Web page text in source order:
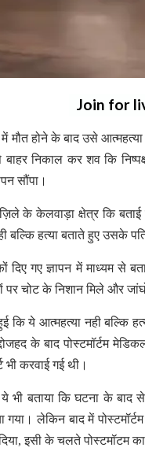
Join for
मौत होने के बाद उसे
निकाल कर शव कि
सौंपा।
के केलवाड़ा क्षेत्र कि बताई
बल्कि हत्या बताते हुए उसके
दिए गए ज्ञापन में माध्यम से
चोट के निशान मिले और
ये आत्महत्या नही बल्कि
के बाद पोस्टमॉर्टम
भी करवाई गई थी।
भी बताया कि घटना के बाद
लेकिन बाद में
इसी के चलते पोस्टमॉटम